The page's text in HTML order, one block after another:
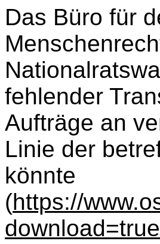
Das Büro für
fehlender
Aufträge an
Linie der
könnte
(https://
download=true